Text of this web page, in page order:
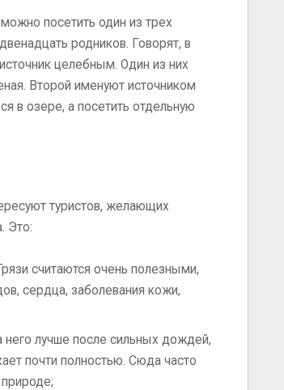
посетить один из трех
родников. Говорят, в
целебным. Один из них
Второй именуют источником
в озере, а посетить отдельную
туристов, желающих
Это:
считаются очень полезными,
сердца, заболевания кожи,
лучше после сильных дождей,
почти полностью. Сюда часто